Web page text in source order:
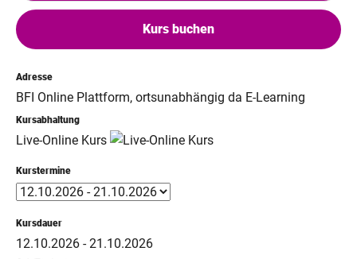
Adresse
BFI Online Plattform, ortsunabhängig da E-Learning
Kursabhaltung
Live-Online Kurs
Kurstermine
Kursdauer
12.10.2026 - 21.10.2026
Kurs buchen